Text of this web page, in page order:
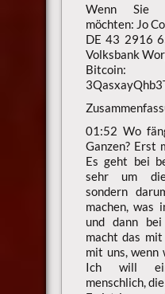
Wenn Sie
möchten: Jo
DE 43 2916
Volksbank
Bitcoin:
01:52 Wo
Ganzen? Erst
Es geht bei
sehr um
sondern
machen, was
und dann
macht das mit
mit uns, wenn
Ich will
menschlich,